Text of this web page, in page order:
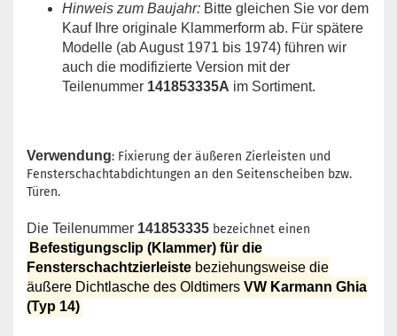
Hinweis zum Baujahr: Bitte gleichen Sie vor dem
Kauf Ihre originale Klammerform ab. Für spätere
Modelle (ab August 1971 bis 1974) führen wir
auch die modifizierte Version mit der
Teilenummer 141853335A im Sortiment.
Verwendung: Fixierung der äußeren Zierleisten und
Fensterschachtabdichtungen an den Seitenscheiben bzw.
Türen.
Die Teilenummer 141853335 bezeichnet einen
Befestigungsclip (Klammer) für die
Fensterschachtzierleiste beziehungsweise die
äußere Dichtlasche des Oldtimers VW Karmann Ghia
(Typ 14)